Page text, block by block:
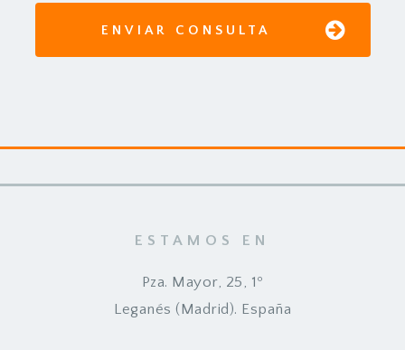
ENVIAR CONSULTA
ESTAMOS EN
Pza. Mayor, 25, 1º
Leganés (Madrid). España